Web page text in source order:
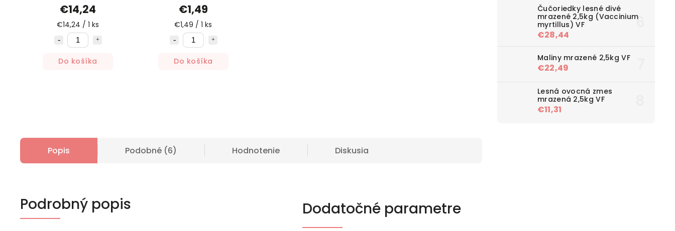
Čučoriedky lesné divé
mrazené 2,5kg (Vaccinium
myrtillus) VF
€28,44
Maliny mrazené 2,5kg VF
€22,49
Lesná ovocná zmes
mrazená 2,5kg VF
€11,31
€14,24
€14,24 / 1 ks
Do košíka
€1,49
€1,49 / 1 ks
Do košíka
Popis Podobné (6) Hodnotenie Diskusia
Podrobný popis Dodatočné parametre